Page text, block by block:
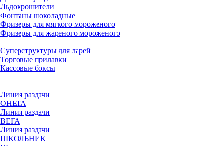
Льдокрошители
Фонтаны шоколадные
Фризеры для мягкого мороженого
Фризеры для жареного мороженого
Суперструктуры для ларей
Торговые прилавки
Кассовые боксы
Линия раздачи
ОНЕГА
Линия раздачи
ВЕГА
Линия раздачи
ШКОЛЬНИК